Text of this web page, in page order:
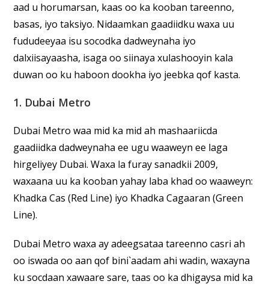
aad u horumarsan, kaas oo ka kooban tareenno,
basas, iyo taksiyo. Nidaamkan gaadiidku waxa uu
fududeeyaa isu socodka dadweynaha iyo
dalxiisayaasha, isaga oo siinaya xulashooyin kala
duwan oo ku haboon dookha iyo jeebka qof kasta.
1. Dubai Metro
Dubai Metro waa mid ka mid ah mashaariicda
gaadiidka dadweynaha ee ugu waaweyn ee laga
hirgeliyey Dubai. Waxa la furay sanadkii 2009,
waxaana uu ka kooban yahay laba khad oo waaweyn:
Khadka Cas (Red Line) iyo Khadka Cagaaran (Green
Line).
Dubai Metro waxa ay adeegsataa tareenno casri ah
oo iswada oo aan qof bini`aadam ahi wadin, waxayna
ku socdaan xawaare sare, taas oo ka dhigaysa mid ka